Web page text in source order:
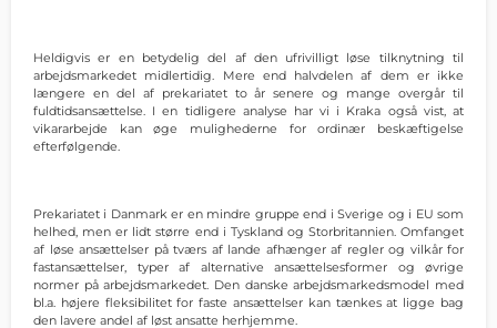
Heldigvis er en betydelig del af den ufrivilligt løse tilknytning til
arbejdsmarkedet midlertidig. Mere end halvdelen af dem er ikke
længere en del af prekariatet to år senere og mange overgår til
fuldtidsansættelse. I en tidligere analyse har vi i Kraka også vist, at
vikararbejde kan øge mulighederne for ordinær beskæftigelse
efterfølgende.
Prekariatet i Danmark er en mindre gruppe end i Sverige og i EU som
helhed, men er lidt større end i Tyskland og Storbritannien. Omfanget
af løse ansættelser på tværs af lande afhænger af regler og vilkår for
fastansættelser, typer af alternative ansættelsesformer og øvrige
normer på arbejdsmarkedet. Den danske arbejdsmarkedsmodel med
bl.a. højere fleksibilitet for faste ansættelser kan tænkes at ligge bag
den lavere andel af løst ansatte herhjemme.